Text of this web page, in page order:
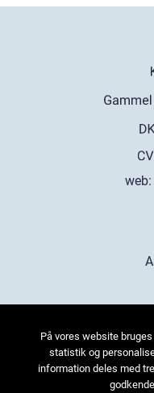
web:
På vores website
statistik og
information deles med